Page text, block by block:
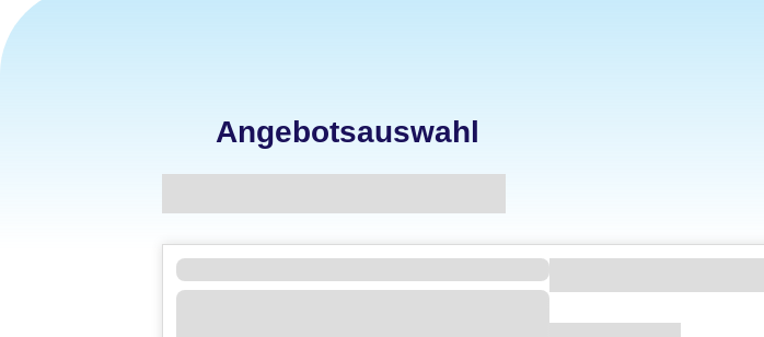
Angebotsauswahl